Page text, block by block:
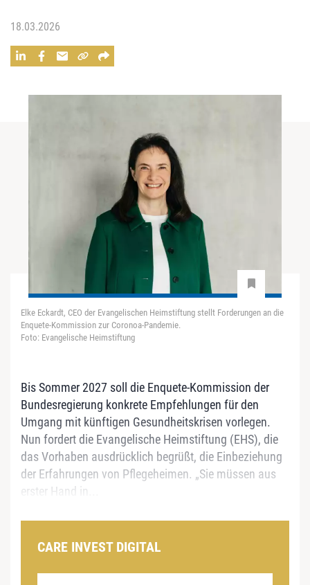
18.03.2026
Elke Eckardt, CEO der Evangelischen Heimstiftung stellt Forderungen an die
Enquete-Kommission zur Coronoa-Pandemie.
Foto: Evangelische Heimstiftung
Bis Sommer 2027 soll die Enquete-Kommission der
Bundesregierung konkrete Empfehlungen für den
Umgang mit künftigen Gesundheitskrisen vorlegen.
Nun fordert die Evangelische Heimstiftung (EHS), die
das Vorhaben ausdrücklich begrüßt, die Einbeziehung
der Erfahrungen von Pflegeheimen. „Sie müssen aus
erster Hand in...
CARE INVEST DIGITAL